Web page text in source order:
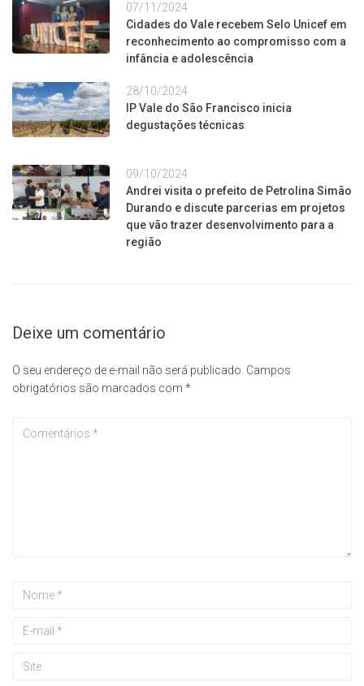
07/11/2024
Cidades do Vale recebem Selo Unicef em
reconhecimento ao compromisso com a
infância e adolescência
28/10/2024
IP Vale do São Francisco inicia
degustações técnicas
09/10/2024
Andrei visita o prefeito de Petrolina Simão
Durando e discute parcerias em projetos
que vão trazer desenvolvimento para a
região
Deixe um comentário
O seu endereço de e-mail não será publicado. Campos
obrigatórios são marcados com *